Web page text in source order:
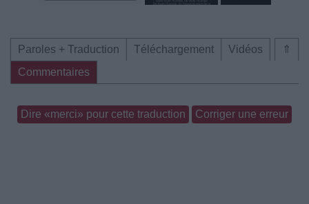
⇑
Paroles + Traduction Téléchargement
Vidéos
Commentaires
Dire «merci» pour cette traduction Corriger une erreur